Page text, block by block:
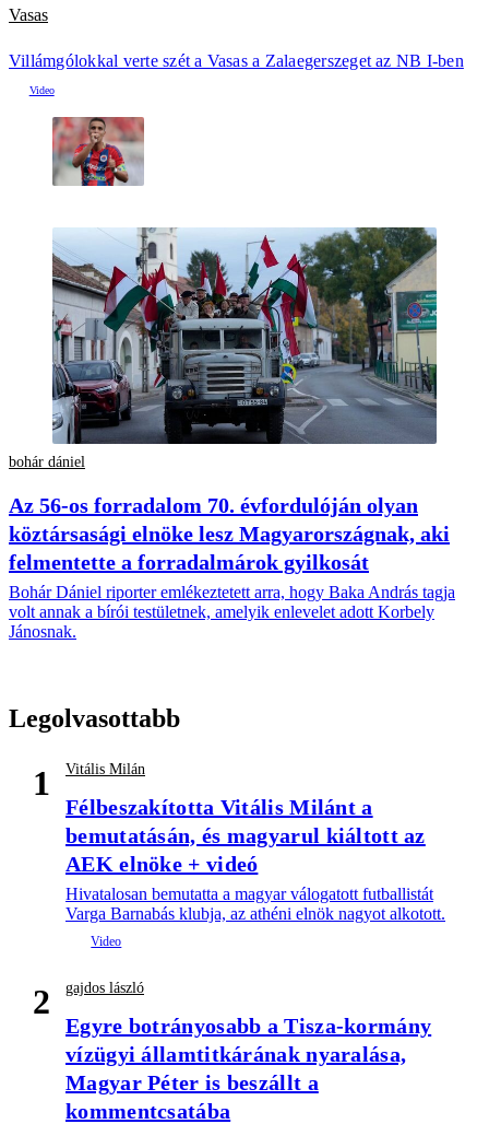
Vasas
Villámgólokkal verte szét a Vasas a Zalaegerszeget az NB I-ben
bohár dániel
Az 56-os forradalom 70. évfordulóján olyan
köztársasági elnöke lesz Magyarországnak, aki
felmentette a forradalmárok gyilkosát
Bohár Dániel riporter emlékeztetett arra, hogy Baka András tagja
volt annak a bírói testületnek, amelyik enlevelet adott Korbely
Jánosnak.
Legolvasottabb
1 Vitális Milán
Félbeszakította Vitális Milánt a
bemutatásán, és magyarul kiáltott az
AEK elnöke + videó
Hivatalosan bemutatta a magyar válogatott futballistát
Varga Barnabás klubja, az athéni elnök nagyot alkotott.
2 gajdos lászló
Egyre botrányosabb a Tisza-kormány
vízügyi államtitkárának nyaralása,
Magyar Péter is beszállt a
kommentcsatába